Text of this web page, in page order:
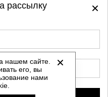
- все права
магазином и
офертой.
данных
нашем сайте.
его, вы
нами
рассылку